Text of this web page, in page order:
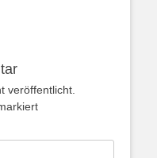
veröffentlicht.